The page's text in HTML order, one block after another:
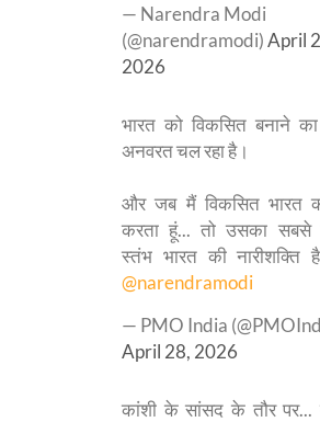
— Narendra Modi
(@narendramodi)April
2026
भारत को विकसित बनाने
अनवरत चल रहा है।
और जब मैं विकसित भारत
करता हूं... तो उसका सबसे
स्तंभ भारत की नारीशक्ति
@narendramodi
— PMO India
April 28, 2026
कांशी के सांसद के तौर